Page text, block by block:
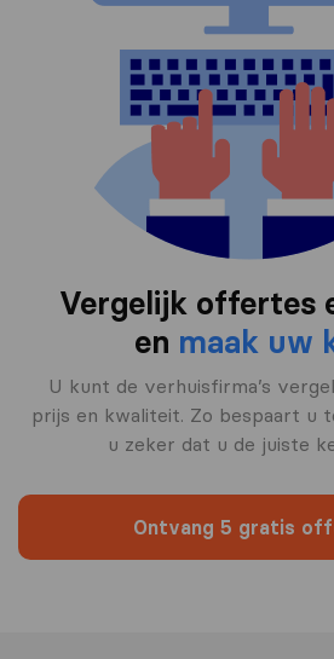
Vergelijk offertes
en maak uw
U kunt de verhuisfirma’s
prijs en kwaliteit. Zo bespaart u
u zeker dat u de juiste
Ontvang 5 gratis